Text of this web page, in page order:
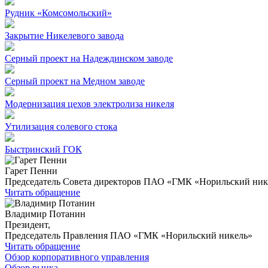
Рудник «Комсомольский»
Закрытие Никелевого завода
Серный проект на Надеждинском заводе
Серный проект на Медном заводе
Модернизация цехов электролиза никеля
Утилизация солевого стока
Быстринский ГОК
Гарет Пенни
Председатель Совета директоров ПАО «ГМК «Норильский
Читать обращение
Владимир Потанин
Президент,
Председатель Правления ПАО «ГМК «Норильский никель»
Читать обращение
Обзор корпоративного управления